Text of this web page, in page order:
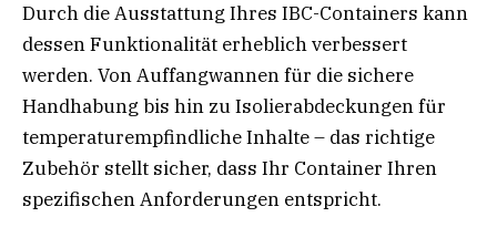
Durch die Ausstattung Ihres IBC-Containers kann
dessen Funktionalität erheblich verbessert
werden. Von Auffangwannen für die sichere
Handhabung bis hin zu Isolierabdeckungen für
temperaturempfindliche Inhalte – das richtige
Zubehör stellt sicher, dass Ihr Container Ihren
spezifischen Anforderungen entspricht.